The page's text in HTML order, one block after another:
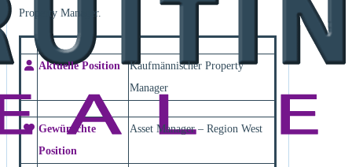
Property Manager.
Aktuelle Position
Kaufmännischer Property
Manager
Gewünschte
Position
Asset Manager – Region West